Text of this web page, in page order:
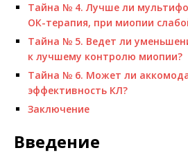
Тайна № 4. Лучше ли
ОК-терапия, при миопии
Тайна № 5. Ведет ли
к лучшему контролю миопии?
Тайна № 6. Может ли
эффективность КЛ?
Заключение
Введение